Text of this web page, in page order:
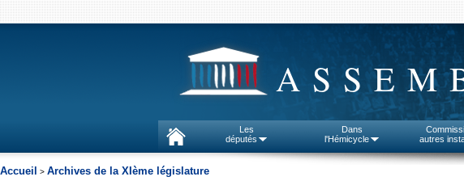
Les
députés
Dans
l'Hémicycle
autres
Accueil > Archives de la XIème législature